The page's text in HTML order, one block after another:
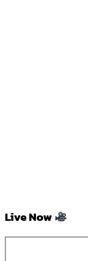
Live Now